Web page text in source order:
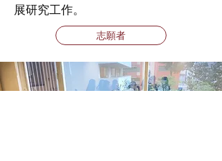
展研究工作。
志願者